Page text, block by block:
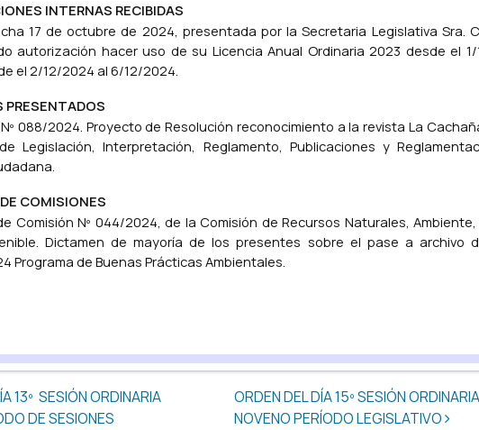
INTERNAS RECIBIDAS
17 de octubre de 2024, presentada por la Secretaria Legislativa Sra.
autorización hacer uso de su Licencia Anual Ordinaria 2023 desde el 1/
el 2/12/2024 al 6/12/2024.
PRESENTADOS
088/2024. Proyecto de Resolución reconocimiento a la revista La
Legislación, Interpretación, Reglamento, Publicaciones y
COMISIONES
Comisión Nº 044/2024, de la Comisión de Recursos Naturales,
Dictamen de mayoría de los presentes sobre el pase a archivo
Programa de Buenas Prácticas Ambientales.
13º SESIÓN ORDINARIA
DE SESIONES
ORDEN DEL DÍA 15º SESIÓN ORDINARIA
NOVENO PERÍODO LEGISLATIVO